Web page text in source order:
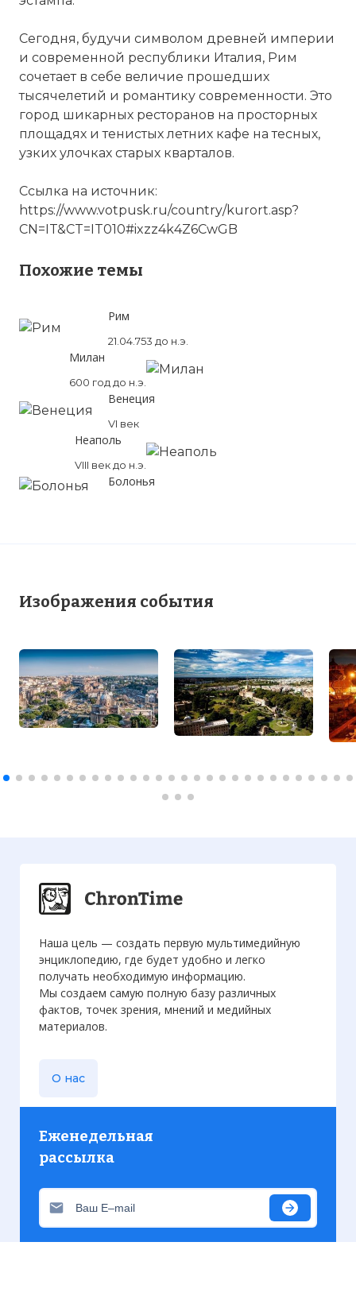
Сегодня, будучи символом древней империи
и современной республики Италия, Рим
сочетает в себе величие прошедших
тысячелетий и романтику современности. Это
город шикарных ресторанов на просторных
площадях и тенистых летних кафе на тесных,
узких улочках старых кварталов.
Ссылка на источник:
https://www.votpusk.ru/country/kurort.asp?
CN=IT&CT=IT010#ixzz4k4Z6CwGB
Похожие темы
Рим
21.04.753 до н.э.
Милан
600 год до н.э.
Венеция
VI век
Неаполь
VIII век до н.э.
Болонья
Изображения события
Наша цель — создать первую мультимедийную
энциклопедию, где будет удобно и легко
получать необходимую информацию.
Мы создаем самую полную базу различных
фактов, точек зрения, мнений и медийных
материалов.
О нас
Еженедельная
рассылка